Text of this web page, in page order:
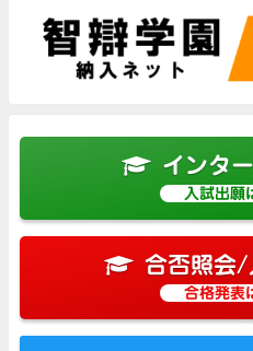
インタ
入試出願
合否照会/
合格発表